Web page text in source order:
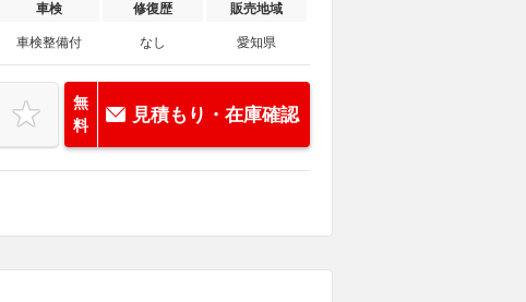
車検 修復歴 販売地域
車検整備付 なし 愛知県
無
料
見積もり・在庫確認